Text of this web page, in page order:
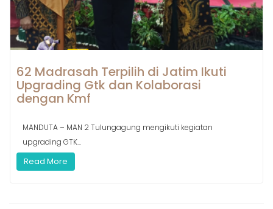
62 Madrasah Terpilih di Jatim Ikuti
Upgrading Gtk dan Kolaborasi
dengan Kmf
MANDUTA – MAN 2 Tulungagung mengikuti kegiatan
upgrading GTK...
Read More